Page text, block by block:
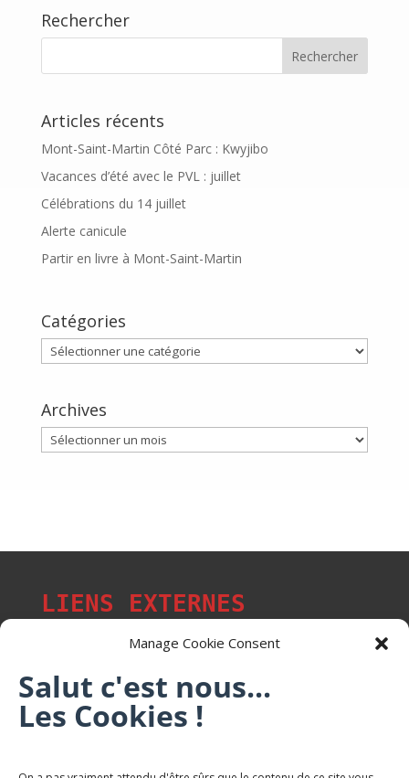
Manage Cookie Consent
Salut c'est nous...
Les Cookies !
Rechercher
Articles récents
Mont-Saint-Martin Côté Parc : Kwyjibo
Vacances d’été avec le PVL : juillet
Célébrations du 14 juillet
Alerte canicule
Partir en livre à Mont-Saint-Martin
Catégories
Catégories
Archives
Archives
LIENS EXTERNES
Les p'tits citoyens de Mont-Saint-Martin
Trail Saintmartinois Daniel FEITE